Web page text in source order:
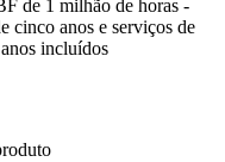
de 1 milhão de horas -
cinco anos e serviços de
incluídos